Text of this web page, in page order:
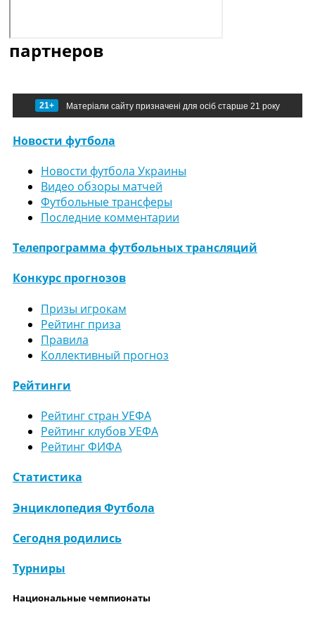
партнеров
21+ Матеріали сайту призначені для осіб старше 21 року
Новости футбола
Новости футбола Украины
Видео обзоры матчей
Футбольные трансферы
Последние комментарии
Телепрограмма футбольных трансляций
Конкурс прогнозов
Призы игрокам
Рейтинг приза
Правила
Коллективный прогноз
Рейтинги
Рейтинг стран УЕФА
Рейтинг клубов УЕФА
Рейтинг ФИФА
Статистика
Энциклопедия Футбола
Сегодня родились
Турниры
Национальные чемпионаты